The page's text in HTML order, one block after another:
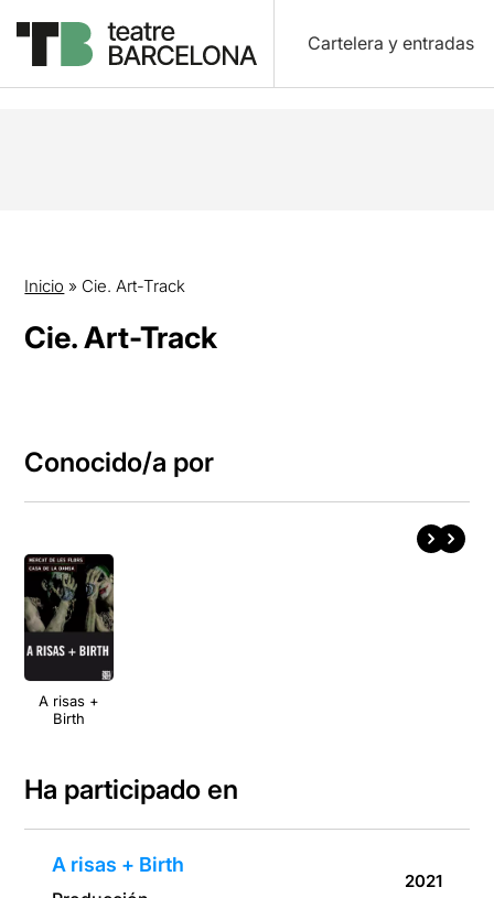
Cartelera y entradas
Inicio » Cie. Art-Track
Cie. Art-Track
Conocido/a por
A risas +
Birth
Ha participado en
A risas + Birth
2021